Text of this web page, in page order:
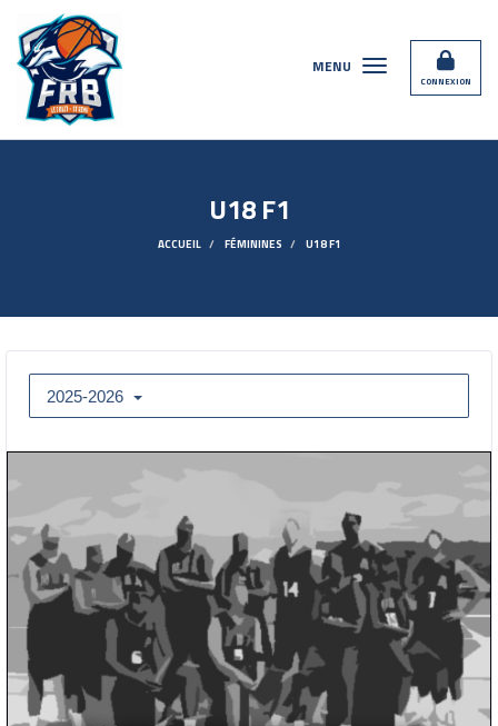
CONNEXION
MENU
U18 F1
ACCUEIL FÉMININES U18 F1
2025-2026
Panneau de gestion des cookies